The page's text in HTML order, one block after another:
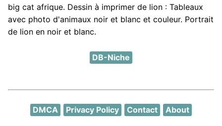
big cat afrique. Dessin à imprimer de lion : Tableaux
avec photo d'animaux noir et blanc et couleur. Portrait
de lion en noir et blanc.
DB-Niche
DMCA Privacy Policy Contact About